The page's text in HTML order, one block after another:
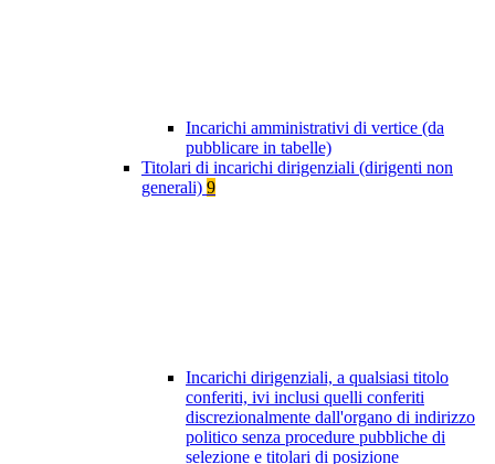
Incarichi amministrativi di vertice (da
pubblicare in tabelle)
Titolari di incarichi dirigenziali (dirigenti non
generali) 9
Incarichi dirigenziali, a qualsiasi titolo
conferiti, ivi inclusi quelli conferiti
discrezionalmente dall'organo di indirizzo
politico senza procedure pubbliche di
selezione e titolari di posizione